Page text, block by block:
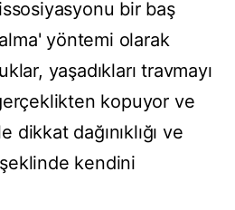
bir baş
yöntemi olarak
yaşadıkları travmayı
kopuyor ve
dağınıklığı ve
kendini